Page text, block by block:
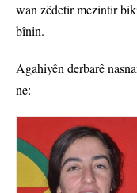
wan zêdetir mezintir
bînin.
Agahiyên derbarê
ne: